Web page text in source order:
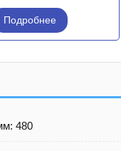
Подробнее
480